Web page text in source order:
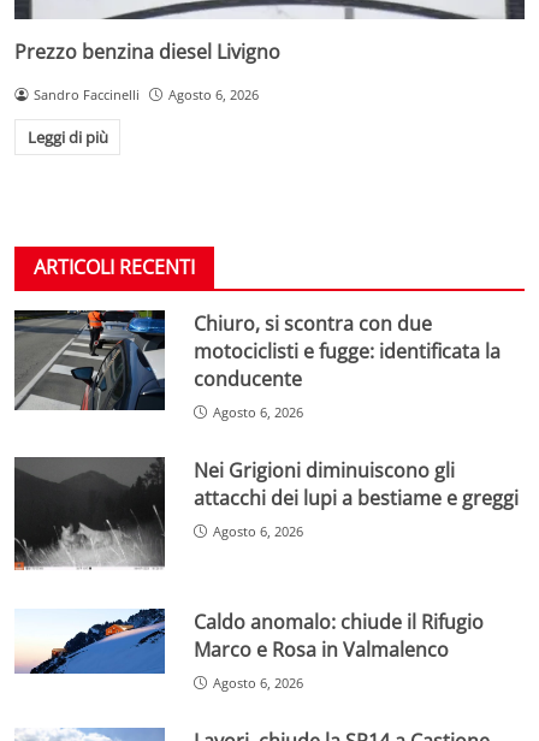
Prezzo benzina diesel Livigno
Sandro Faccinelli Agosto 6, 2026
Leggi di più
ARTICOLI RECENTI
Chiuro, si scontra con due
motociclisti e fugge: identificata la
conducente
Agosto 6, 2026
Nei Grigioni diminuiscono gli
attacchi dei lupi a bestiame e greggi
Agosto 6, 2026
Caldo anomalo: chiude il Rifugio
Marco e Rosa in Valmalenco
Agosto 6, 2026